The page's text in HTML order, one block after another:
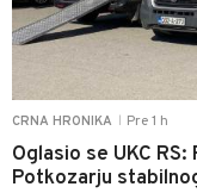
CRNA HRONIKA Pre 1 h
Oglasio se UKC
Potkozarju